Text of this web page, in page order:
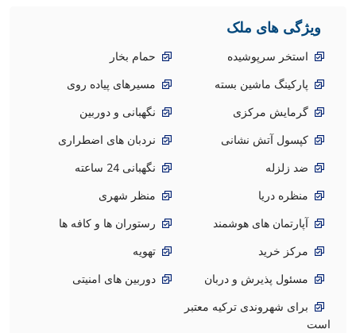
ویژگی های ملک
استخر سرپوشیده
حمام بخار
پارکینگ ماشین بسته
مسیرهای پیاده روی
گرمایش مرکزی
نگهبانی و دوربین
کپسول آتش نشانی
نردبان های اضطراری
ضد زلزله
نگهبانی 24 ساعته
منظره دریا
منظر شهری
آپارتمان های هوشمند
رستوران ها و کافه ها
مرکز خرید
تهویه
مسئول پذیرش و دربان
دوربین های امنیتی
برای شهروندی ترکیه معتبر
است